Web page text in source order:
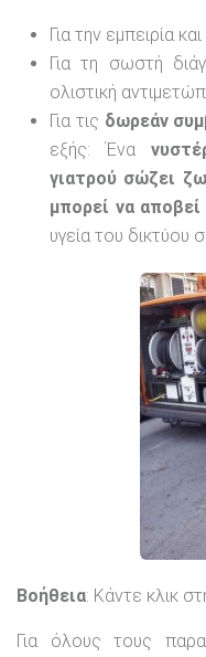
Για την εμπειρία
Για τη σωστή
ολιστική
Για τις δωρεάν
εξής: Ένα
γιατρού σώζει
μπορεί να αποβεί
υγεία του δικτύου
Βοήθεια: Κάντε κλικ
Για όλους τους